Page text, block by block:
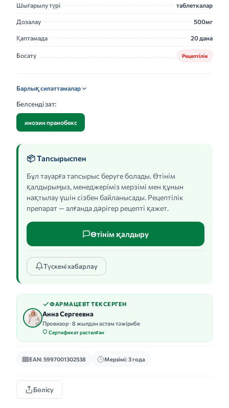
Шығарылу түрі таблеткалар
Дозалау 500мг
Қаптамада 20 дана
Босату Рецептілік
Барлық сипаттамалар
Белсенді зат:
инозин пранобекс
📦 Тапсырыспен
Бұл тауарға тапсырыс беруге болады. Өтінім
қалдырыңыз, менеджеріміз мерзімі мен құнын
нақтылау үшін сізбен байланысады. Рецептілік
препарат — алғанда дәрігер рецепті қажет.
Өтінім қалдыру
Түскені хабарлау
ФАРМАЦЕВТ ТЕКСЕРГЕН
Анна Сергеевна
Провизор · 8 жылдан астам тәжірибе
Сертификат расталған
EAN: 5997001302538 Мерзімі: 3 года
Бөлісу